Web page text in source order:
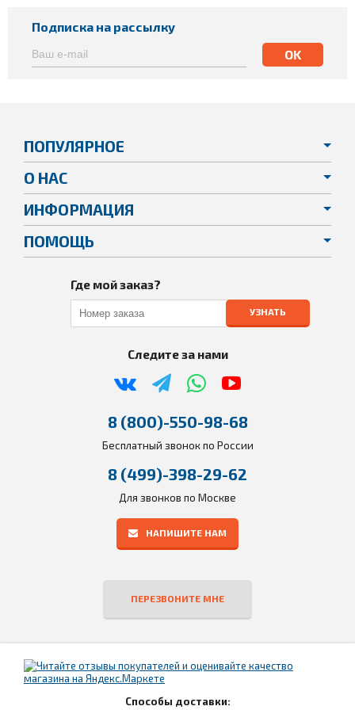
Подписка на рассылку
ПОПУЛЯРНОЕ
О НАС
ИНФОРМАЦИЯ
ПОМОЩЬ
Где мой заказ?
УЗНАТЬ
Следите за нами
8 (800)-550-98-68
Бесплатный звонок по России
8 (499)-398-29-62
Для звонков по Москве
НАПИШИТЕ НАМ
ПЕРЕЗВОНИТЕ МНЕ
Способы доставки: